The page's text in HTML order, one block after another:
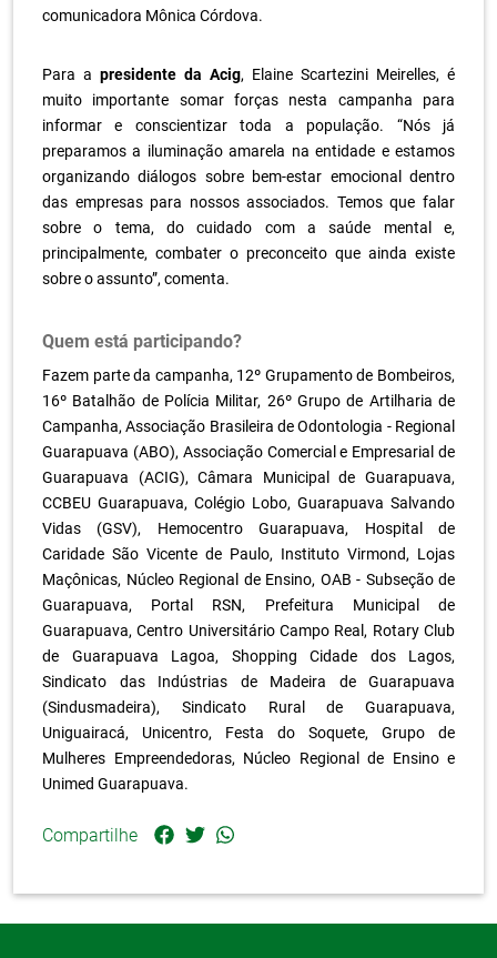
comunicadora Mônica Córdova.
Para a presidente da Acig, Elaine Scartezini Meirelles, é
muito importante somar forças nesta campanha para
informar e conscientizar toda a população. “Nós já
preparamos a iluminação amarela na entidade e estamos
organizando diálogos sobre bem-estar emocional dentro
das empresas para nossos associados. Temos que falar
sobre o tema, do cuidado com a saúde mental e,
principalmente, combater o preconceito que ainda existe
sobre o assunto”, comenta.
Quem está participando?
Fazem parte da campanha, 12º Grupamento de Bombeiros,
16º Batalhão de Polícia Militar, 26º Grupo de Artilharia de
Campanha, Associação Brasileira de Odontologia - Regional
Guarapuava (ABO), Associação Comercial e Empresarial de
Guarapuava (ACIG), Câmara Municipal de Guarapuava,
CCBEU Guarapuava, Colégio Lobo, Guarapuava Salvando
Vidas (GSV), Hemocentro Guarapuava, Hospital de
Caridade São Vicente de Paulo, Instituto Virmond, Lojas
Maçônicas, Núcleo Regional de Ensino, OAB - Subseção de
Guarapuava, Portal RSN, Prefeitura Municipal de
Guarapuava, Centro Universitário Campo Real, Rotary Club
de Guarapuava Lagoa, Shopping Cidade dos Lagos,
Sindicato das Indústrias de Madeira de Guarapuava
(Sindusmadeira), Sindicato Rural de Guarapuava,
Uniguairacá, Unicentro, Festa do Soquete, Grupo de
Mulheres Empreendedoras, Núcleo Regional de Ensino e
Unimed Guarapuava.
Compartilhe